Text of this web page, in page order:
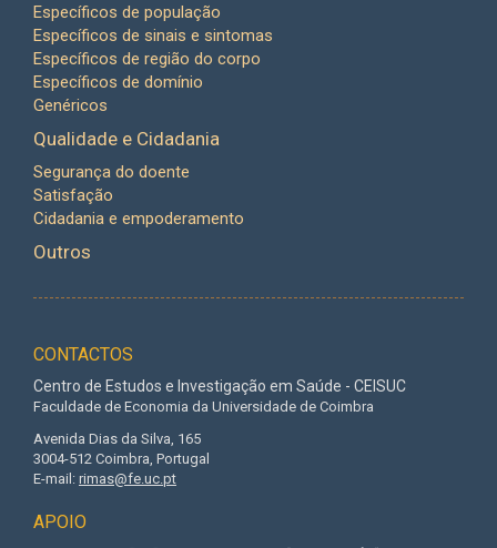
Específicos de população
Específicos de sinais e sintomas
Específicos de região do corpo
Específicos de domínio
Genéricos
Qualidade e Cidadania
Segurança do doente
Satisfação
Cidadania e empoderamento
Outros
CONTACTOS
Centro de Estudos e Investigação em Saúde - CEISUC
Faculdade de Economia da Universidade de Coimbra
Avenida Dias da Silva, 165
3004-512 Coimbra, Portugal
E-mail: rimas@fe.uc.pt
APOIO